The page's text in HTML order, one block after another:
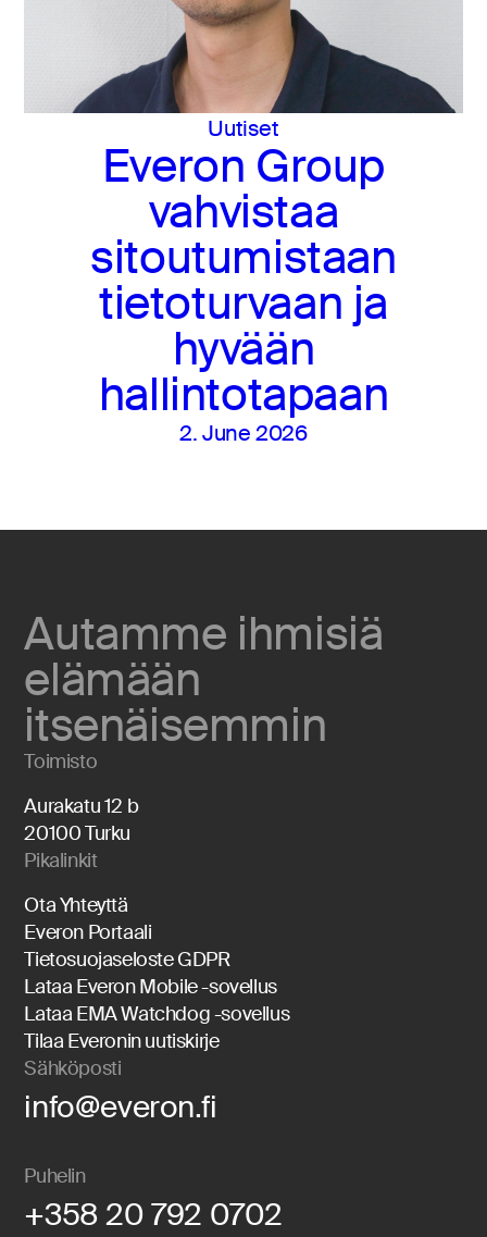
Uutiset
Everon Group
vahvistaa
sitoutumistaan
tietoturvaan ja
hyvään
hallintotapaan
2. June 2026
Autamme ihmisiä
elämään
itsenäisemmin
Toimisto
Aurakatu 12 b
20100 Turku
Pikalinkit
Ota Yhteyttä
Everon Portaali
Tietosuojaseloste GDPR
Lataa Everon Mobile -sovellus
Lataa EMA Watchdog -sovellus
Tilaa Everonin uutiskirje
Sähköposti
info@everon.fi
Puhelin
+358 20 792 0702